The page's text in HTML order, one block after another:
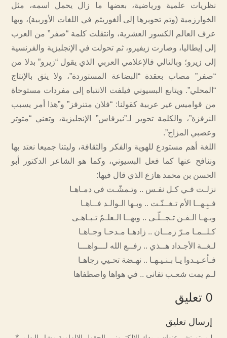
نظريات علمية ورياضية، بعضها ما زال يحمل اسمه، مثل
الخوارزمية (وتم تحويرها إلى ألغوريثم في اللغات الأوربية)، وبها
عرف العالم الكسور العشرية، وانتقلت كلمة “صفر” من العرب
إلى إيطاليا، وصارت زيفيرو، ثم تحولت في الإنجليزية والفرنسية
إلى زيرو؛ وبالتالي فالإعلامي العربي الذي يقول “زيرو” بدلا من
“صفر” مصاب بعقدة “البضاعة المستوردة”، ولا يثق بالإنتاج
“المحلي”. ويتابع البسيوني فيلفت الانتباه إلى مفردات مستوحاة
من قواميس غير عربية كقولنا: “فلان متنرفز” و”هذا أمر يسبب
النرفزة”، والكلمة تحوير لـ”نيرفاس” الإنجليزية، وتعني “متوتر
وعصبي المزاج”.
اللغة أهم مستودع للهوية والفكر والثقافة، وليتنا جميعا نعتد بها
وننافح عنها كما فعل البسيوني، وكما هو الشاعر الدكتور أبو
الحسن بن محمد هازع الذي قال فيها:
نزلـت فـي كـل نفـس .. وتـمشّـت في دمـاهـا
فـبِـهــا الأم تـغــنّـت .. وبـها الـوالـد فــاهـا
وبـهـا الـفـن تـجــلّـى .. وبهــا الـعلـمُ تـبـاهـى
كـلــمـا مـرّ زمــان .. زادهـا مـدحـا وجـاهـا
لـغــة الأجـداد هــذي .. رفــع الله لـــواهـــا
فـأعـيـدوا يـا بـنـيـهـا .. نهـضة تحـيي رجاهـا
لـم يمت شعـب تفانى .. في هواها واصطفاها
0 تعليق
إرسال تعليق